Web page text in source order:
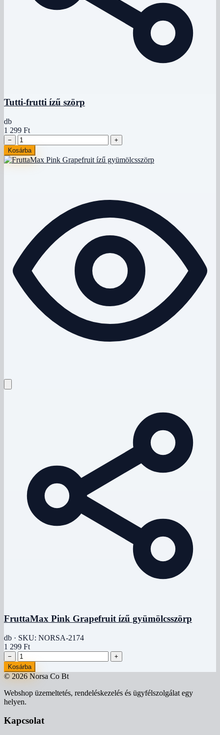
Tutti-frutti ízű szörp
db
1 299 Ft
−
+
Kosárba
FruttaMax Pink Grapefruit ízű gyümölcsszörp
db · SKU: NORSA-2174
1 299 Ft
−
+
Kosárba
© 2026 Norsa Co Bt
Webshop üzemeltetés, rendeléskezelés és ügyfélszolgálat egy
helyen.
Kapcsolat